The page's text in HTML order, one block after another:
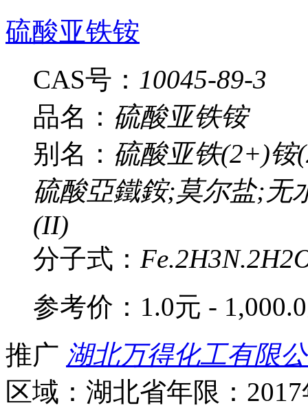
硫酸亚铁铵
CAS号： 10045-89-3
品名： 硫酸亚铁铵
别名： 硫酸亚铁(2+)
硫酸亞鐵銨;莫尔盐;无
(II)
分子式：
参考价： 1.0元 -
推广 湖北万得化工有限
区域：湖北省年限：